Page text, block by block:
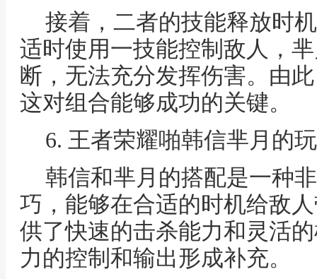
接着，二者的技能释放时
适时使用一技能控制敌人，
断，无法充分发挥伤害。由
这对组合能够成功的关键。
6. 王者荣耀啪韩信芈月的
韩信和芈月的搭配是一种
巧，能够在合适的时机给敌
供了快速的击杀能力和灵活
力的控制和输出形成补充。